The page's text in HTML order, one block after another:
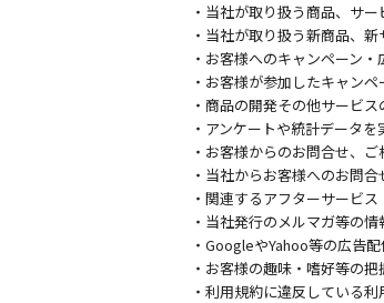
・当社が取り扱う商品、サ
・当社が取り扱う新商品、
・お客様へのキャンペーン
・お客様が参加したキャン
・商品の開発その他サービ
・アンケートや統計データ
・お客様からのお問合せ、
・当社からお客様へのお問合
・関連するアフターサービス
・当社発行のメルマガ等の
・GoogleやYahoo等の広告
・お客様の趣味・嗜好等の
・利用規約に違反している